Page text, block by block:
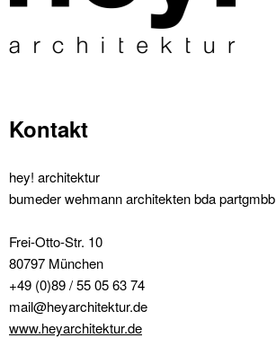
Kontakt
hey! architektur
bumeder wehmann architekten bda partgmbb
Frei-Otto-Str. 10
80797 München
+49 (0)89 / 55 05 63 74
mail@heyarchitektur.de
www.heyarchitektur.de